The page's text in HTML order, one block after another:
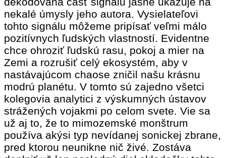
nekalé úmysly jeho autora. Vysielateľovi
tohto signálu môžeme pripísať veľmi málo
pozitívnych ľudských vlastností. Evidentne
chce ohroziť ľudskú rasu, pokoj a mier na
Zemi a rozrušiť celý ekosystém, aby v
nastávajúcom chaose zničil našu krásnu
modrú planétu. V tomto sú zajedno všetci
kolegovia analytici z výskumných ústavov
strážených vojakmi po celom svete. Vie sa
už aj to, že to mimozemské monštrum
používa akýsi typ nevídanej sonickej zbrane,
pred ktorou neunikne nič živé. Zostáva